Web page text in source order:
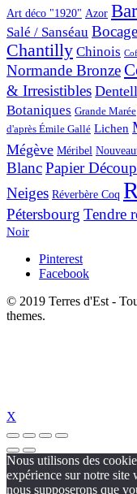
Art déco "1920" Azor
Salé / Sanséau Bocage
Chantilly Chinois
Normande Bronze
& Irresistibles
Botaniques Grande Marée
d'après Émile Gallé Lichen
Mégève Méribel
BlancPapier
Neiges Réverbère Coq
Pétersbourg Tendre
Noir
Pinterest
Facebook
© 2019 Terres d'Est -
themes.
X
Nous utilisons des
expérience sur notre site
nous supposerons que